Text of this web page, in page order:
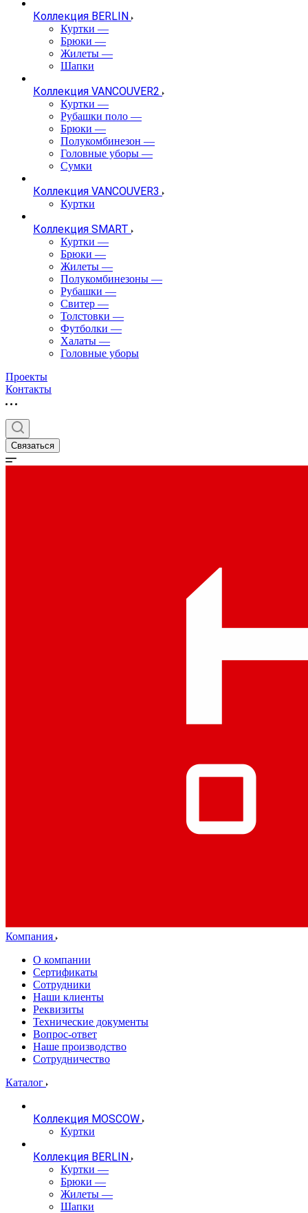
Коллекция BERLIN
Куртки —
Брюки —
Жилеты —
Шапки
Коллекция VANCOUVER2
Куртки —
Рубашки поло —
Брюки —
Полукомбинезон —
Головные уборы —
Сумки
Коллекция VANCOUVER3
Куртки
Коллекция SMART
Куртки —
Брюки —
Жилеты —
Полукомбинезоны —
Рубашки —
Свитер —
Толстовки —
Футболки —
Халаты —
Головные уборы
Проекты
Контакты
Связаться
Компания
О компании
Сертификаты
Сотрудники
Наши клиенты
Реквизиты
Технические документы
Вопрос-ответ
Наше производство
Сотрудничество
Каталог
Коллекция MOSCOW
Куртки
Коллекция BERLIN
Куртки —
Брюки —
Жилеты —
Шапки